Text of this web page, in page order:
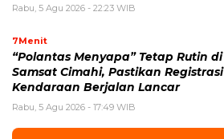
Rabu, 5 Agu 2026 - 22:23 WIB
7Menit
“Polantas Menyapa” Tetap Rutin di
Samsat Cimahi, Pastikan Registrasi
Kendaraan Berjalan Lancar
Rabu, 5 Agu 2026 - 17:49 WIB